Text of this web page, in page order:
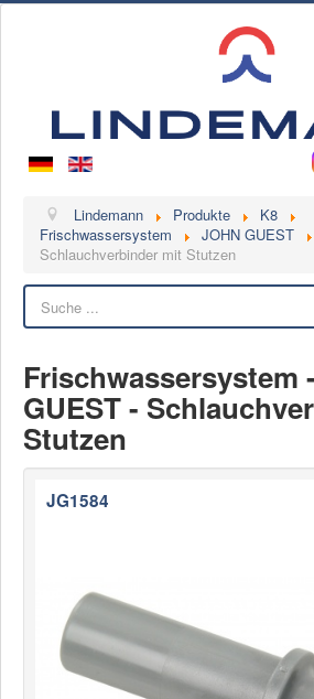
Benutzername
Lindemann
Über uns
Ansprechpartner
Videos
Ansprechpartner
Kontaktformular
Kunde werden
Reklamation
Produkte
Neuheiten
Katalogcenter
Lindemann Produkte
K8
Frischwassersystem
JOHN GUEST
Schlauchverbinder mit Stutzen
Frischwassersystem
GUEST -
Stutzen
JG1584